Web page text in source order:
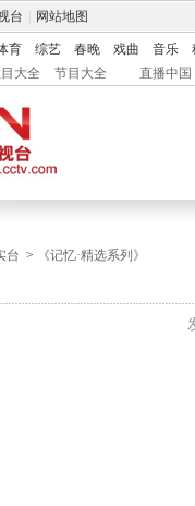
台 网站地图
育 综艺 春晚 戏曲 音乐
大全 节目大全 直播中国
台 > 《记忆·精选系列》